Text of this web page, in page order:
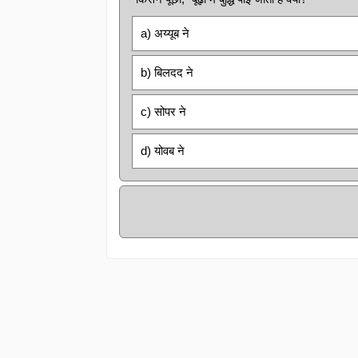
a) अय्यूब ने
b) बिलदद ने
c) सोपर ने
d) योवब ने